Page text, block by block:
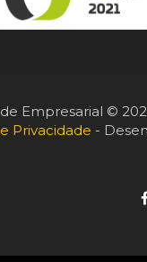
Empresarial ©
Privacidade -